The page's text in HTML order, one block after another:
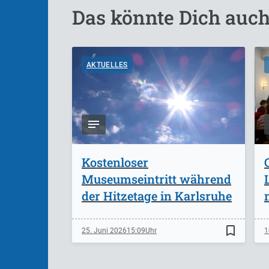
Das könnte Dich
AKTUELLES
Kostenloser
Museumseintritt während
der Hitzetage in Karlsruhe
25. Juni 202615:09 bookmark_border